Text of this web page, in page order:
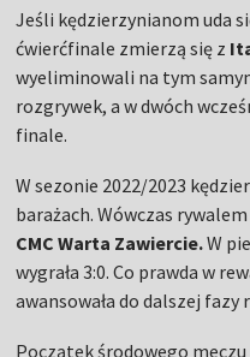
Jeśli kędzierzynianom uda
ćwierćfinale zmierzą się z
wyeliminowali na tym
rozgrywek, a w dwóch
finale.
W sezonie 2022/2023
barażach. Wówczas
CMC Warta Zawiercie.W
wygrała 3:0. Co prawda w
awansowała do dalszej fazy
Początek środowego